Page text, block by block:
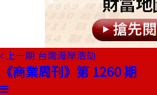
上一期 台灣海岸浩劫
《商業周刊》第 1260 期